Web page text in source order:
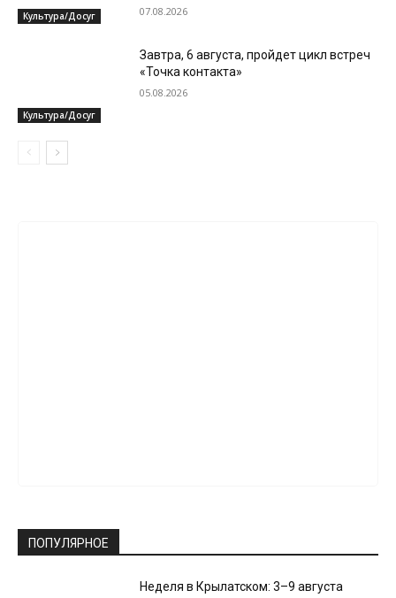
Культура/Досуг 07.08.2026
Культура/Досуг
Завтра, 6 августа, пройдет цикл встреч
«Точка контакта»
05.08.2026
ПОПУЛЯРНОЕ
Неделя в Крылатском: 3–9 августа